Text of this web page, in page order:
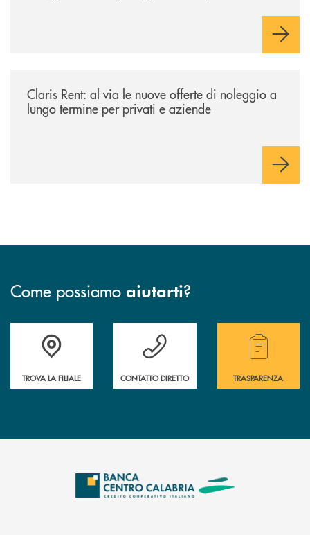
Claris Rent: al via le nuove offerte di noleggio a
lungo termine per privati e aziende
Come possiamo aiutarti?
Accedi all' elenco completo delle filiali .
TROVA LA FILIALE
Hai bisogno di assistenza immediata ?
CONTATTO DIRETTO
Hai bisogno di
TRASPARENZA